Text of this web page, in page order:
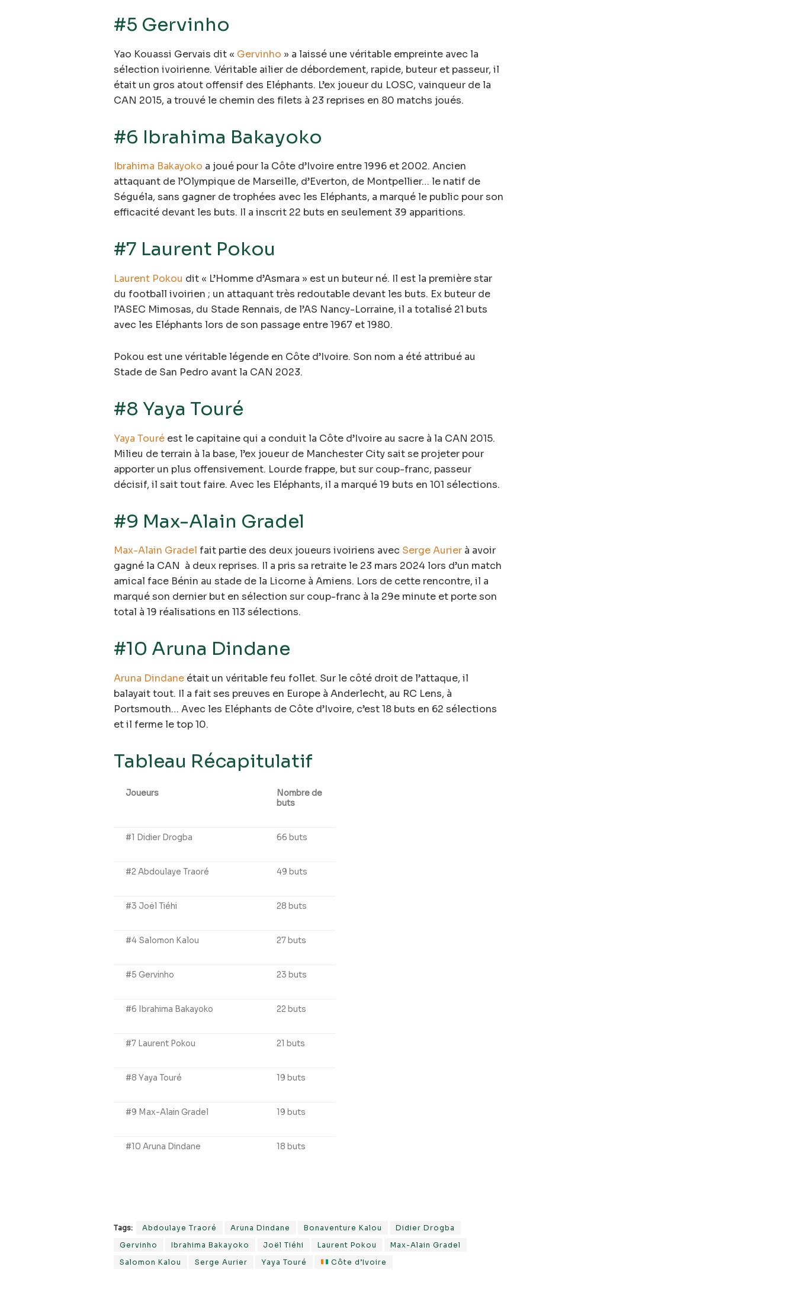
#5 Gervinho
Yao Kouassi Gervais dit « Gervinho » a laissé une véritable empreinte avec la
sélection ivoirienne. Véritable ailier de débordement, rapide, buteur et passeur, il
était un gros atout offensif des Eléphants. L’ex joueur du LOSC, vainqueur de la
CAN 2015, a trouvé le chemin des filets à 23 reprises en 80 matchs joués.
#6 Ibrahima Bakayoko
Ibrahima Bakayoko a joué pour la Côte d’Ivoire entre 1996 et 2002. Ancien
attaquant de l’Olympique de Marseille, d’Everton, de Montpellier… le natif de
Séguéla, sans gagner de trophées avec les Eléphants, a marqué le public pour son
efficacité devant les buts. Il a inscrit 22 buts en seulement 39 apparitions.
#7 Laurent Pokou
Laurent Pokou dit « L’Homme d’Asmara » est un buteur né. Il est la première star
du football ivoirien ; un attaquant très redoutable devant les buts. Ex buteur de
l’ASEC Mimosas, du Stade Rennais, de l’AS Nancy-Lorraine, il a totalisé 21 buts
avec les Eléphants lors de son passage entre 1967 et 1980.
Pokou est une véritable légende en Côte d’Ivoire. Son nom a été attribué au
Stade de San Pedro avant la CAN 2023.
#8 Yaya Touré
Yaya Touré est le capitaine qui a conduit la Côte d’Ivoire au sacre à la CAN 2015.
Milieu de terrain à la base, l’ex joueur de Manchester City sait se projeter pour
apporter un plus offensivement. Lourde frappe, but sur coup-franc, passeur
décisif, il sait tout faire. Avec les Eléphants, il a marqué 19 buts en 101 sélections.
#9 Max-Alain Gradel
Max-Alain Gradel fait partie des deux joueurs ivoiriens avec Serge Aurier à avoir
gagné la CAN à deux reprises. Il a pris sa retraite le 23 mars 2024 lors d’un match
amical face Bénin au stade de la Licorne à Amiens. Lors de cette rencontre, il a
marqué son dernier but en sélection sur coup-franc à la 29e minute et porte son
total à 19 réalisations en 113 sélections.
#10 Aruna Dindane
Aruna Dindane était un véritable feu follet. Sur le côté droit de l’attaque, il
balayait tout. Il a fait ses preuves en Europe à Anderlecht, au RC Lens, à
Portsmouth… Avec les Eléphants de Côte d’Ivoire, c’est 18 buts en 62 sélections
et il ferme le top 10.
Tableau Récapitulatif
Joueurs
Nombre de
buts
#1 Didier Drogba 66 buts
#2 Abdoulaye Traoré 49 buts
#3 Joël Tiéhi 28 buts
#4 Salomon Kalou 27 buts
#5 Gervinho 23 buts
#6 Ibrahima Bakayoko 22 buts
#7 Laurent Pokou 21 buts
#8 Yaya Touré 19 buts
#9 Max-Alain Gradel 19 buts
#10 Aruna Dindane 18 buts
Tags: Abdoulaye Traoré Aruna Dindane Bonaventure Kalou
Didier Drogba
Gervinho
Ibrahima Bakayoko Joël Tiéhi Laurent Pokou
Max-Alain Gradel
Salomon Kalou
Serge Aurier Yaya Touré Côte d’Ivoire